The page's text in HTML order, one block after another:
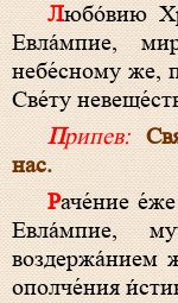
Любо́вию Христо́вою распаля́емь, му́чениче
Евла́мпие,
небе́сному же,
Све́ту
Припев:
нас.
Раче́ние е́же к Бо́гу твое́, прему́дре му́чениче
Евла́мпие,
воздержа́нием
ополче́ния